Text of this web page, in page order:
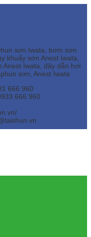
sơn Iwata, bơm sơn
khuấy sơn Anest Iwata,
Anest Iwata, dây dẫn hơi
sơn, Anest Iwata
666 960
666 960